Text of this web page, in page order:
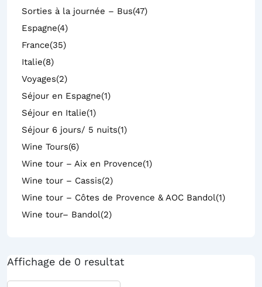
Sorties à la journée – Bus(47)
Espagne(4)
France(35)
Italie(8)
Voyages(2)
Séjour en Espagne(1)
Séjour en Italie(1)
Séjour 6 jours/ 5 nuits(1)
Wine Tours(6)
Wine tour – Aix en Provence(1)
Wine tour – Cassis(2)
Wine tour – Côtes de Provence & AOC Bandol(1)
Wine tour– Bandol(2)
Affichage de 0 resultat